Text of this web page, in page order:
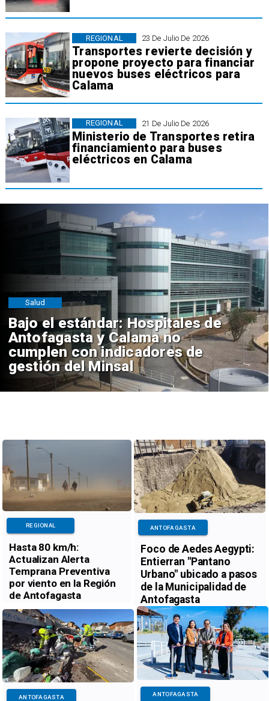
23 De Julio De 2026
Transportes revierte decisión y
propone proyecto para financiar
nuevos buses eléctricos para
Calama
REGIONAL
21 De Julio De 2026
Ministerio de Transportes retira
financiamiento para buses
eléctricos en Calama
REGIONAL
Bajo el estándar: Hospitales de
Antofagasta y Calama no
cumplen con indicadores de
gestión del Minsal
Salud
Hasta 80 km/h:
Actualizan Alerta
Temprana Preventiva
por viento en la Región
de Antofagasta
REGIONAL
Foco de Aedes Aegypti:
Entierran "Pantano
Urbano" ubicado a pasos
de la Municipalidad de
Antofagasta
ANTOFAGASTA
ANTOFAGASTA ANTOFAGASTA